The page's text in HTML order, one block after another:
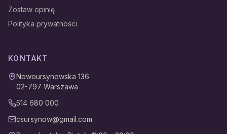
Zostaw opinię
Polityka prywatności
KONTAKT
Nowoursynowska 136
02-797 Warszawa
514 680 000
csursynow@gmail.com